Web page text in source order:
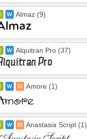
Almaz (9)
Alquitran Pro (37)
Amore (1)
Anastasia Script (1)